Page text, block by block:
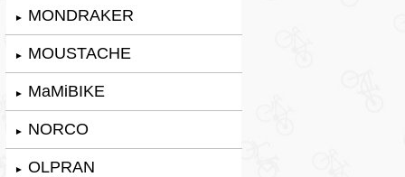
► MONDRAKER
► MOUSTACHE
► MaMiBIKE
► NORCO
► OLPRAN